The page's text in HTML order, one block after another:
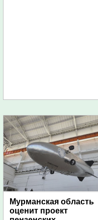
Мурманская область
оценит проект